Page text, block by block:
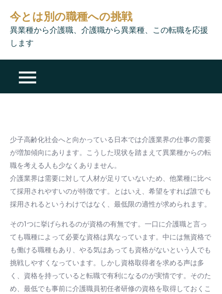
content
今とは別の職種への挑戦
異業種から介護職、介護職から異業種、この転職を応援
します
少子高齢化社会へと向かっている日本では介護業界の仕事の需要
が増加傾向にあります。こうした現状を踏まえて異業種からの転
職を考える人も少なくありません。
介護業界は需要に対して人材が足りていないため、他業種に比べ
て採用されやすいのが特徴です。とはいえ、希望をすれば誰でも
採用されるというわけではなく、最低限の適性が求められます。
その1つに挙げられるのが資格の有無です。一口に介護職と言っ
ても職種によって必要な資格は異なっています。中には無資格で
も働ける職種もあり、やる気はあっても資格がないという人でも
挑戦しやすくなっています。しかし資格取得者を求める声は多
く、資格を持っていると転職で有利になるのが実情です。そのた
め、最低でも事前に介護職員初任者研修の資格を取得しておくこ